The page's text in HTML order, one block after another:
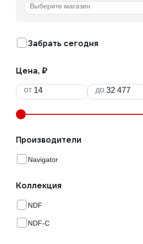
Выберите магазин
Забрать сегодня
Цена, ₽
от до
Производители
Navigator
Коллекция
NDF
NDF-C